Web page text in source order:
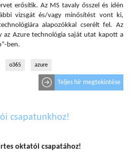
erősítik. Az MS tavaly ősszel és idén
vizsgát és/vagy minősítést vont ki,
alapozókkal cserélt fel. Az
az Azure technológia saját utat kapott a
ben.
o365 azure
Teljes hír megtekintése
csapatunkhoz!
oktatói csapatához!